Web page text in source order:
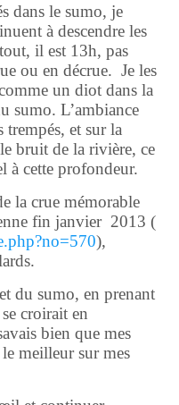
dans le sumo, je
à descendre les
il est 13h, pas
ou en décrue. Je les
un diot dans la
sumo. L’ambiance
et sur la
bruit de la rivière, ce
à cette profondeur.
la crue mémorable
fin janvier 2013 (
),
du sumo, en prenant
croirait en
bien que mes
meilleur sur mes